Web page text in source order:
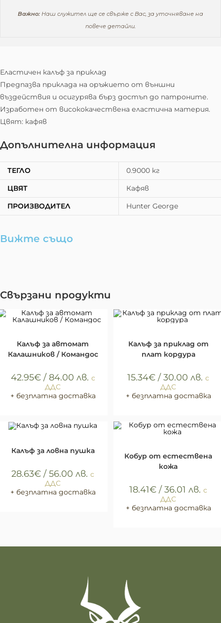
Важно: Наш служител ще се свърже с Вас, за уточняване на
повече детайли.
Еластичен калъф за приклад
Предпазва приклада на оръжието от външни
въздействия и осигурява бърз достъп до патроните.
Изработен от висококачествена еластична материя.
Цвят: кафяв
Допълнителна информация
ТЕГЛО
0.9000 кг
ЦВЯТ
Кафяв
ПРОИЗВОДИТЕЛ
Hunter George
Вижте също
Свързани продукти
Калъф за автомат
Калашников / Командос
42.95€/ 84.00 лв. с
ДДС
+ безплатна доставка
Калъф за приклад от
плат кордура
15.34€ / 30.00 лв. с
ДДС
+ безплатна доставка
Калъф за ловна пушка
28.63€ / 56.00 лв. с
ДДС
+ безплатна доставка
Кобур от естествена
кожа
18.41€ / 36.01 лв. с
ДДС
+ безплатна доставка